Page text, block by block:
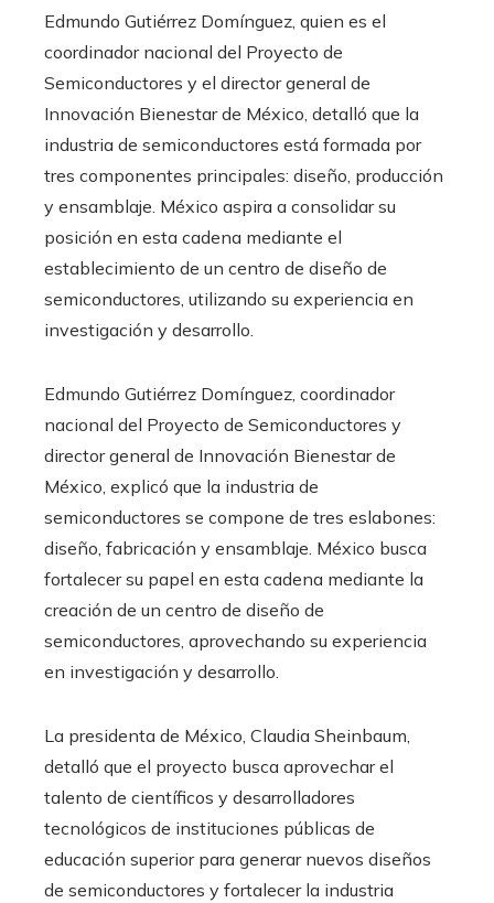
Edmundo Gutiérrez Domínguez, quien es el
coordinador nacional del Proyecto de
Semiconductores y el director general de
Innovación Bienestar de México, detalló que la
industria de semiconductores está formada por
tres componentes principales: diseño, producción
y ensamblaje. México aspira a consolidar su
posición en esta cadena mediante el
establecimiento de un centro de diseño de
semiconductores, utilizando su experiencia en
investigación y desarrollo.
Edmundo Gutiérrez Domínguez, coordinador
nacional del Proyecto de Semiconductores y
director general de Innovación Bienestar de
México, explicó que la industria de
semiconductores se compone de tres eslabones:
diseño, fabricación y ensamblaje. México busca
fortalecer su papel en esta cadena mediante la
creación de un centro de diseño de
semiconductores, aprovechando su experiencia
en investigación y desarrollo.
La presidenta de México, Claudia Sheinbaum,
detalló que el proyecto busca aprovechar el
talento de científicos y desarrolladores
tecnológicos de instituciones públicas de
educación superior para generar nuevos diseños
de semiconductores y fortalecer la industria